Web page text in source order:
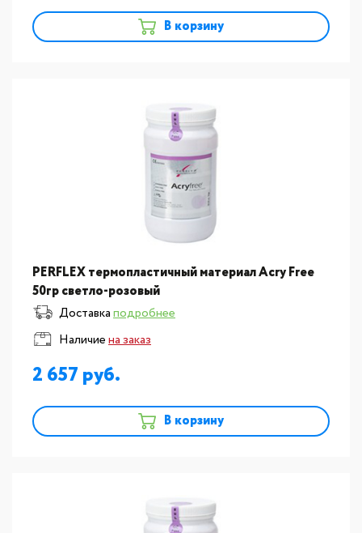
В корзину
PERFLEX термопластичный материал Acry Free
50гр светло-розовый
Доставкаподробнее
Наличиена заказ
2 657
В корзину